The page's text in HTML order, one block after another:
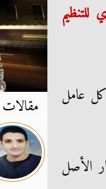
للتنظيم
كل عامل
الأصل